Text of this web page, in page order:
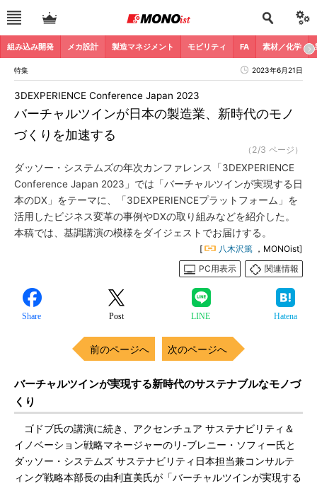
組み込み開発 メカ設計 製造マネジメント モビリティ FA 素材／化学
特集 2023年6月21日
バーチャルツインが日本の製造業、新時代のモノ
づくりを加速する
3DEXPERIENCE Conference Japan 2023
（2/3 ページ）
ダッソー・システムズの年次カンファレンス「3DEXPERIENCE
Conference Japan 2023」では「バーチャルツインが実現する日
本のDX」をテーマに、「3DEXPERIENCEプラットフォーム」を
活用したビジネス変革の事例やDXの取り組みなどを紹介した。
本稿では、基調講演の模様をダイジェストでお届けする。
[ 八木沢篤 ，MONOist]
PC用表示
関連情報
Share Post LINE Hatena
前のページへ 次のページへ
バーチャルツインが実現する新時代のサステナブルなモノづ
くり
ゴドブ氏の講演に続き、アクセンチュア サステナビリティ＆
イノベーション戦略マネージャーのリ-ブレニー・ソフィー氏と
ダッソー・システムズ サステナビリティ日本担当兼コンサルテ
ィング戦略本部長の由利直美氏が「バーチャルツインが実現する